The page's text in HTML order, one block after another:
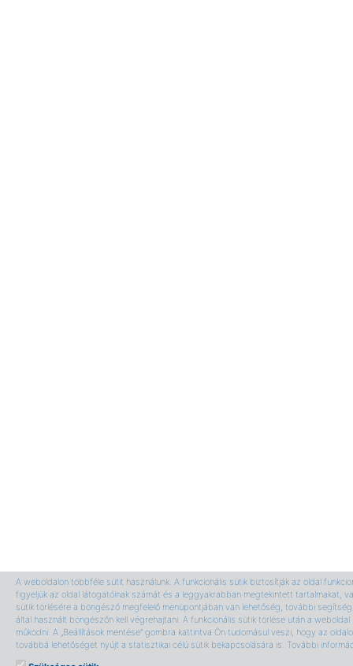
A weboldalon többféle sütit használunk. A funkcionális sütik biztosítják az oldal
figyeljük az oldal látogatóinak számát és a leggyakrabban megtekintett tartalmakat,
sütik törlésére a böngésző megfelelő menüpontjában van lehetőség, további
által használt böngészőn kell végrehajtani. A funkcionális sütik törlése után a
működni. A „Beállítások mentése” gombra kattintva Ön tudomásul veszi, hogy az
továbbá lehetőséget nyújt a statisztikai célú sütik bekapcsolására is. További